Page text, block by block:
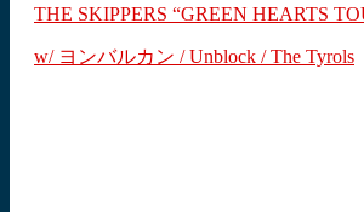
THE SKIPPERS “GREEN HEARTS
w/ ヨンバルカン / Unblock / The Tyrols